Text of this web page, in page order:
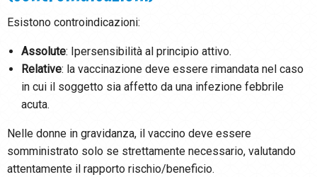
Esistono controindicazioni:
Assolute: Ipersensibilità al principio attivo.
Relative: la vaccinazione deve essere rimandata nel caso
in cui il soggetto sia affetto da una infezione febbrile
acuta.
Nelle donne in gravidanza, il vaccino deve essere
somministrato solo se strettamente necessario, valutando
attentamente il rapporto rischio/beneficio.